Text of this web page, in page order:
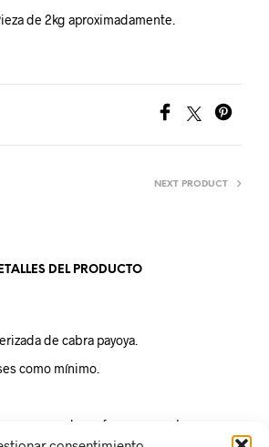
de 2kg aproximadamente.
NEXT PRODUCT
DEL PRODUCTO
de cabra payoya.
como mínimo.
en un lugar fresco o mantener
aproximada de 8ºC.